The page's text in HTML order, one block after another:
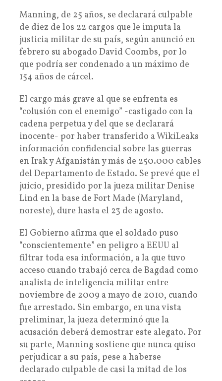
Manning, de 25 años, se declarará culpable
de diez de los 22 cargos que le imputa la
justicia militar de su país, según anunció en
febrero su abogado David Coombs, por lo
que podría ser condenado a un máximo de
154 años de cárcel.
El cargo más grave al que se enfrenta es
“colusión con el enemigo” -castigado con la
cadena perpetua y del que se declarará
inocente- por haber transferido a WikiLeaks
información confidencial sobre las guerras
en Irak y Afganistán y más de 250.000 cables
del Departamento de Estado. Se prevé que el
juicio, presidido por la jueza militar Denise
Lind en la base de Fort Made (Maryland,
noreste), dure hasta el 23 de agosto.
El Gobierno afirma que el soldado puso
“conscientemente” en peligro a EEUU al
filtrar toda esa información, a la que tuvo
acceso cuando trabajó cerca de Bagdad como
analista de inteligencia militar entre
noviembre de 2009 a mayo de 2010, cuando
fue arrestado. Sin embargo, en una vista
preliminar, la jueza determinó que la
acusación deberá demostrar este alegato. Por
su parte, Manning sostiene que nunca quiso
perjudicar a su país, pese a haberse
declarado culpable de casi la mitad de los